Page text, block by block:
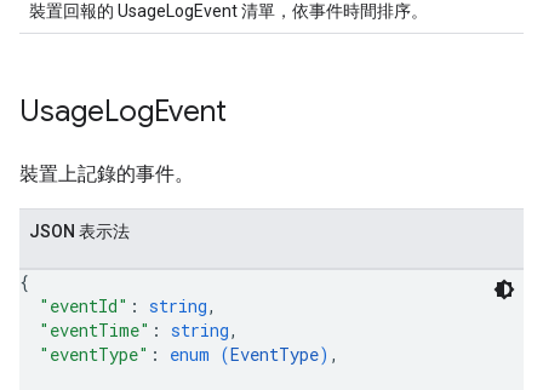
裝置回報的 UsageLogEvent 清單，依事件時間排序。
UsageLogEvent
裝置上記錄的事件。
JSON 表示法
{
"eventId" : string,
"eventTime" : string,
"eventType" : enum (EventType) ,